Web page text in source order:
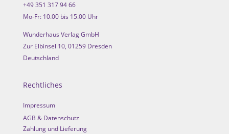
+49 351 317 94 66
Mo-Fr: 10.00 bis 15.00 Uhr
Wunderhaus Verlag GmbH
Zur Elbinsel 10, 01259 Dresden
Deutschland
Rechtliches
Impressum
AGB & Datenschutz
Zahlung und Lieferung